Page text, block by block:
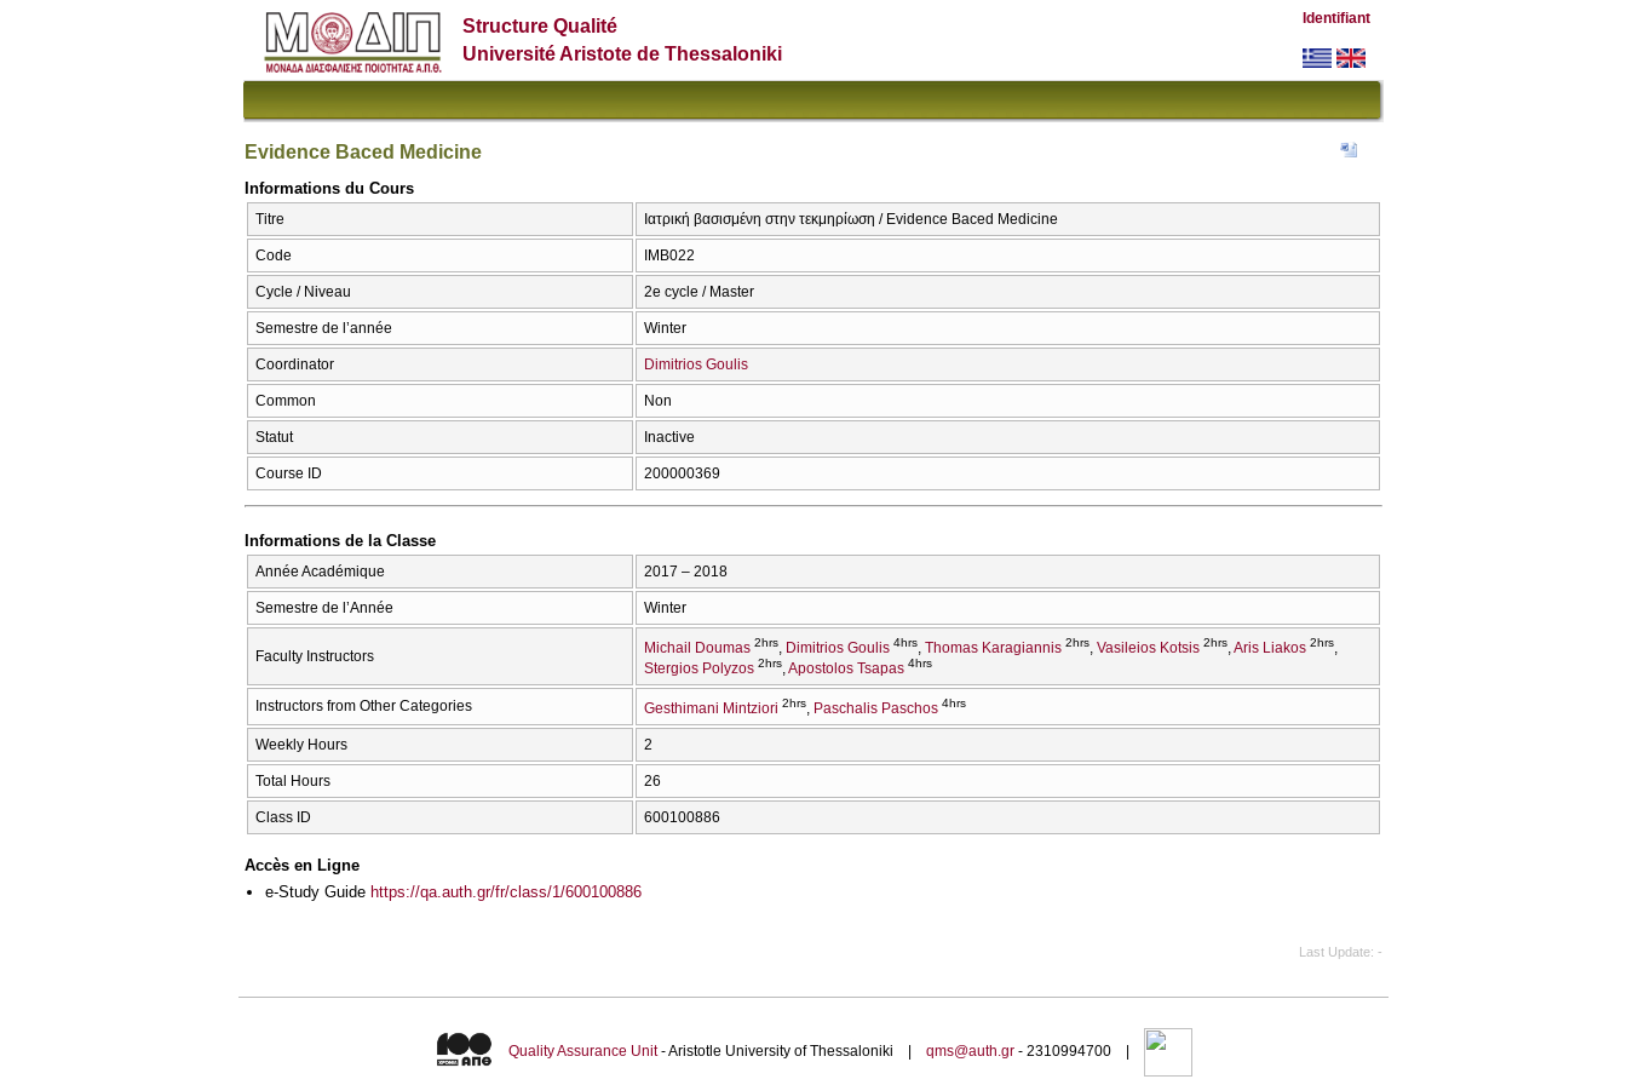
Structure Qualité
Université Aristote de Thessaloniki
Identifiant
Evidence Baced Medicine
Informations du Cours
Titre Ιατρική βασισμένη στην τεκμηρίωση / Evidence Baced Medicine
Code ΙΜΒ022
Cycle / Niveau 2e cycle / Master
Semestre de l’année Winter
Coordinator Dimitrios Goulis
Common Non
Statut Inactive
Course ID 200000369
Informations de la Classe
Année Académique 2017 – 2018
Semestre de l’Année Winter
Faculty Instructors Michail Doumas 2hrs Dimitrios Goulis 4hrs Thomas Karagiannis 2hrs Vasileios Kotsis 2hrs Aris Liakos 2hrs
Stergios Polyzos 2hrs Apostolos Tsapas 4hrs
Instructors from Other Categories Gesthimani Mintziori 2hrs Paschalis Paschos 4hrs
Weekly Hours 2
Total Hours 26
Class ID 600100886
Accès en Ligne
e-Study Guide https://qa.auth.gr/fr/class/1/600100886
Last Update -
Quality Assurance Unit- Aristotle University of Thessaloniki | qms@auth.gr- 2310994700 |